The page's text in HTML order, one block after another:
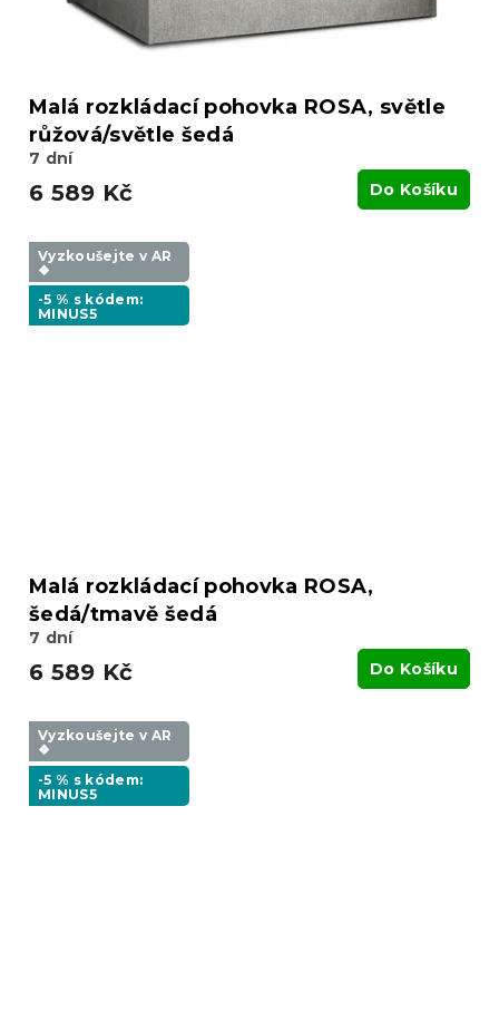
Malá rozkládací pohovka ROSA, světle
růžová/světle šedá
7 dní
6 589 Kč Do Košíku
Vyzkoušejte v AR
❖
-5 % s kódem:
MINUS5
Malá rozkládací pohovka ROSA,
šedá/tmavě šedá
7 dní
6 589 Kč Do Košíku
Vyzkoušejte v AR
❖
-5 % s kódem:
MINUS5